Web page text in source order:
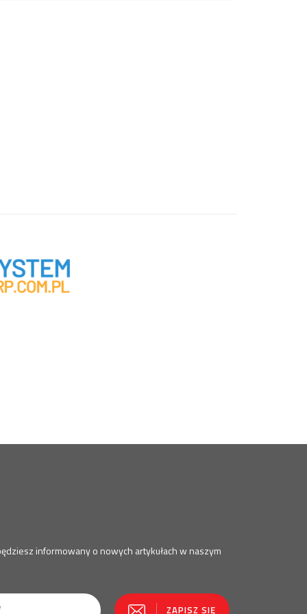
informowany o nowych artykułach w naszym
ZAPISZ SIĘ